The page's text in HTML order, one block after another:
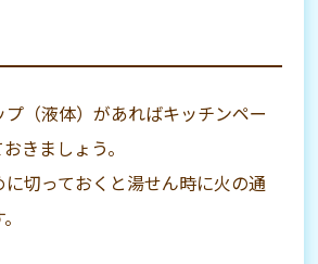
（液体）があればキッチンペー
きましょう。
切っておくと湯せん時に火の通